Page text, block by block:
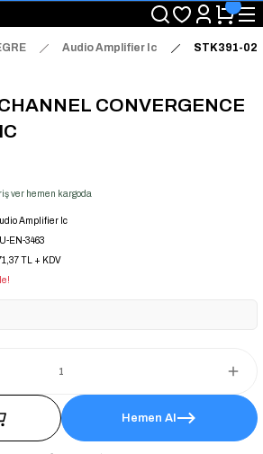
Siparişlerde Aynı Gün Kargo Avantajı!
Çeşitliliği ile Stoktan Hemen Teslim."
Satış Avantajını Kaçırmayın!"
Audio Amplifier Ic STK391-020
CONVERGENCE
ver hemen kargoda
Amplifier Ic
EN-3463
TL + KDV
Hemen Al